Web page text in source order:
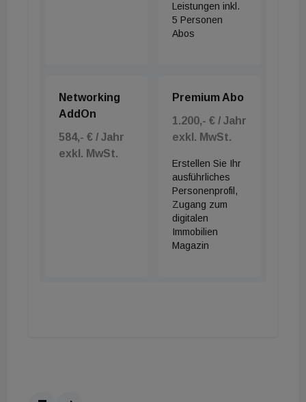
größten und ambitioniertesten
Stadtentwicklungsprojekte Europas weiter zu
Leistungen inkl.
5 Personen
Abos
Networking
AddOn
584,- € / Jahr
exkl. MwSt.
Premium Abo
1.200,- € / Jahr
exkl. MwSt.
Erstellen Sie Ihr
ausführliches
Personenprofil,
Zugang zum
digitalen
Immobilien
Magazin